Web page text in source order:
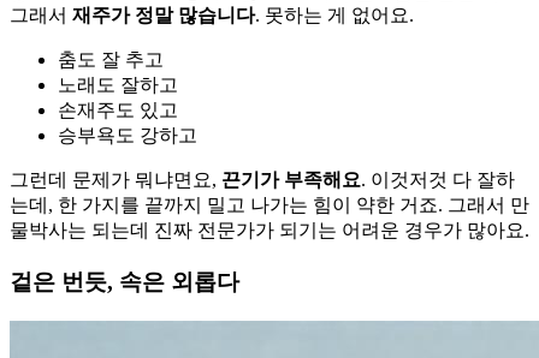
그래서 재주가 정말 많습니다. 못하는 게 없어요.
춤도 잘 추고
노래도 잘하고
손재주도 있고
승부욕도 강하고
그런데 문제가 뭐냐면요, 끈기가 부족해요. 이것저것 다 잘하
는데, 한 가지를 끝까지 밀고 나가는 힘이 약한 거죠. 그래서 만
물박사는 되는데 진짜 전문가가 되기는 어려운 경우가 많아요.
겉은 번듯, 속은 외롭다